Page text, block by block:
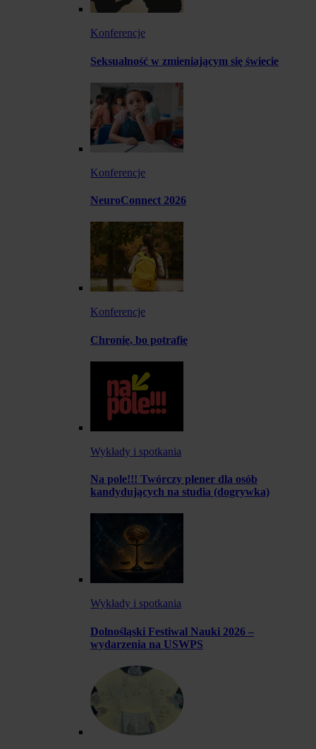
Konferencje
Seksualność w zmieniającym się świecie
Konferencje
NeuroConnect 2026
Konferencje
Chronię, bo potrafię
Wykłady i spotkania
Na pole!!! Twórczy plener dla osób
kandydujących na studia (dogrywka)
Wykłady i spotkania
Dolnośląski Festiwal Nauki 2026 –
wydarzenia na USWPS